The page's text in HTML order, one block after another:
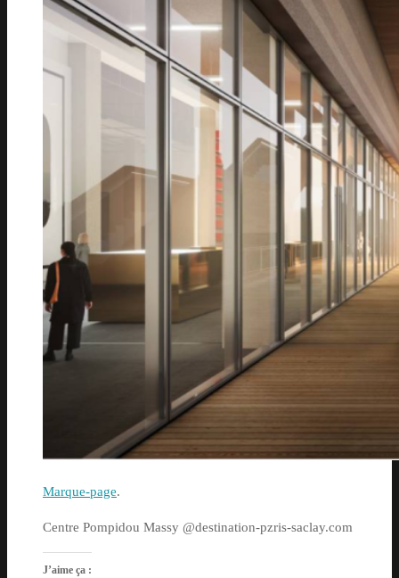
Marque-page.
Centre Pompidou Massy @destination-pzris-saclay.com
J’aime ça :